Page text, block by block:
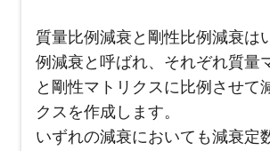
質量比例減衰と剛性比例減衰は
例減衰と呼ばれ、それぞれ質量
と剛性マトリクスに比例させて
クスを作成します。
いずれの減衰においても減衰定